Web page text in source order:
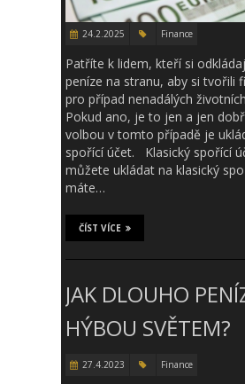
24.2.2025 Finance
Patříte k lidem, kteří si
peníze na stranu, aby si tvořili
pro případ nenadálých
Pokud ano, je to jen a jen
volbou v tomto případě je
spořící účet. Klasický spořící
můžete ukládat na klasický
máte…
ČÍST VÍCE
JAK DLOUHO
HÝBOU SVĚTEM?
27.4.2023 Finance